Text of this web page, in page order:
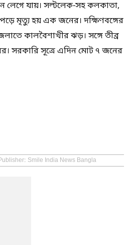
লেগে যায়। সল্টলেক-সহ কলকাতা,
মৃত্যু হয় এক জনের। দক্ষিণবঙ্গের
কালবৈশাখীর ঝড়। সঙ্গে তীব্র
সরকারি সূত্রে এদিন মোট ৭ জনের
Smile India News Bangla